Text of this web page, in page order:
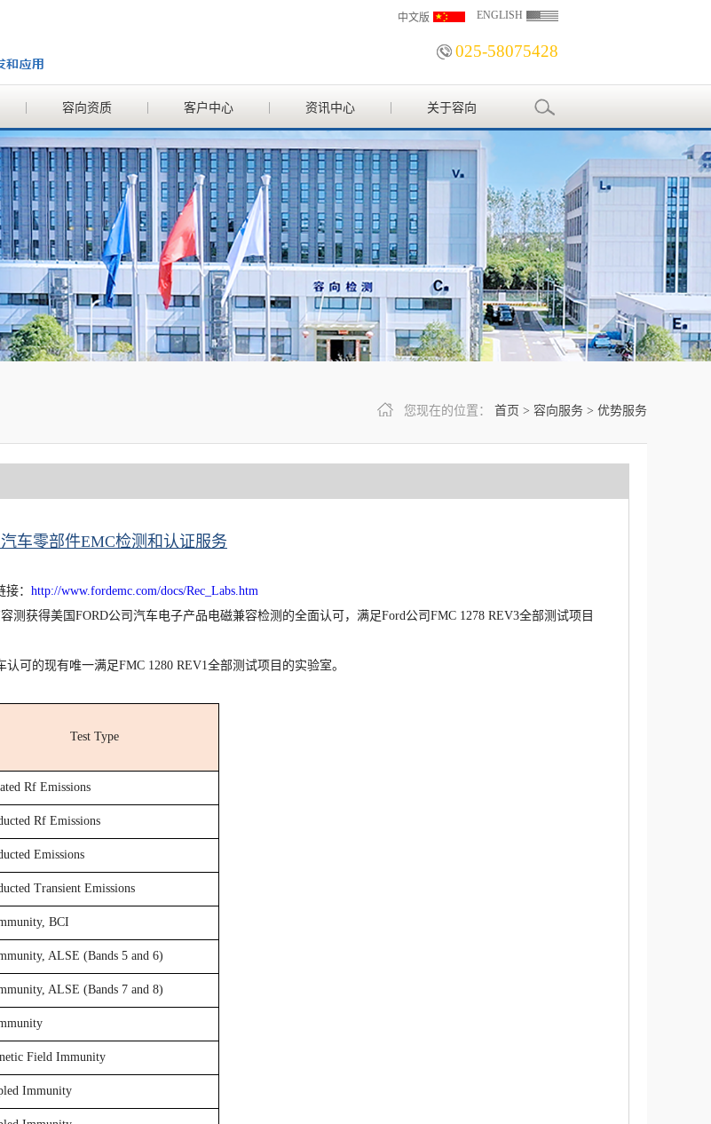
025-58075428
中文版 ENGLISH
容向资质 客户中心 资讯中心 关于容向
您现在的位置： 首页 > 容向服务 > 优势服务
车零部件EMC检测和认证服务
： http://www.fordemc.com/docs/Rec_Labs.htm
测获得美国FORD公司汽车电子产品电磁兼容检测的全面认可，满足Ford公司FMC 1278 REV3全部测试项目
可的现有唯一满足FMC 1280 REV1全部测试项目的实验室。
Test Type
Rf Emissions
Rf Emissions
Emissions
Transient Emissions
BCI
ALSE (Bands 5 and 6)
ALSE (Bands 7 and 8)
Field Immunity
Immunity